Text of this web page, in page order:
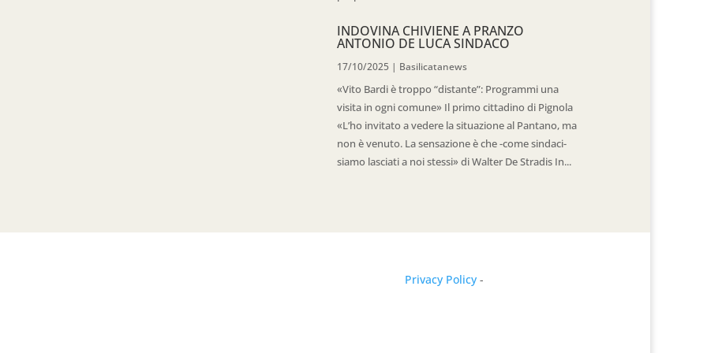
INDOVINA CHIVIENE A PRANZO
ANTONIO DE LUCA SINDACO
17/10/2025 | Basilicatanews
«Vito Bardi è troppo “distante”: Programmi una
visita in ogni comune» Il primo cittadino di Pignola
«L’ho invitato a vedere la situazione al Pantano, ma
non è venuto. La sensazione è che -come sindaci-
siamo lasciati a noi stessi» di Walter De Stradis In...
Privacy Policy-